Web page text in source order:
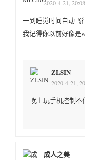
2020-4-21,
一到睡觉时间自动飞
我记得你以前好像是
ZLSIN
2020-4-21,
晚上玩手机控制不
成人之美